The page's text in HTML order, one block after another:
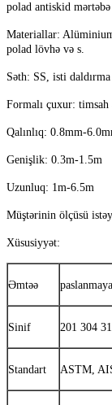
polad antiskid
Materiallar:
polad lövhə və s.
Səth: SS, isti
Formalı çuxur:
Qalınlıq: 0.8mm-
Genişlik: 0.3m-1.5m
Uzunluq: 1m-6.5m
Müştərinin ölçüsü
Xüsusiyyət:
Əmtəə
Sinif 201 304
Standart ASTM,